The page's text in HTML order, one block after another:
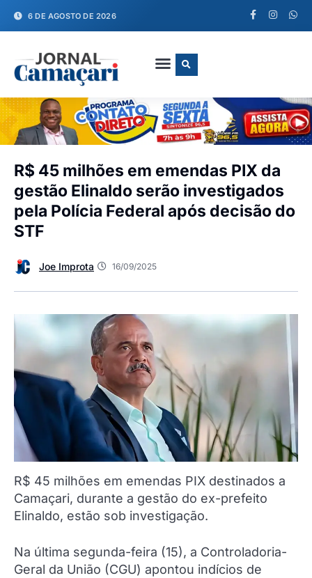
6 DE AGOSTO DE 2026
R$ 45 milhões em emendas PIX da
gestão Elinaldo serão investigados
pela Polícia Federal após decisão do
STF
Joe Improta 16/09/2025
R$ 45 milhões em emendas PIX destinados a
Camaçari, durante a gestão do ex-prefeito
Elinaldo, estão sob investigação.
Na última segunda-feira (15), a Controladoria-
Geral da União (CGU) apontou indícios de